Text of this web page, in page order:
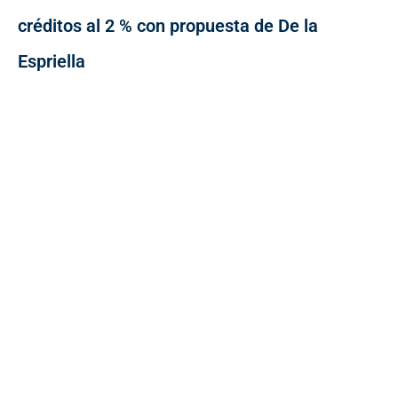
créditos al 2 % con propuesta de De la
Espriella